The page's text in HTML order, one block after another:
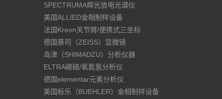
SPECTRUMA辉光放电光谱仪
美国ALLIED金相制样设备
法国Kreon关节臂/便携式三坐标
德国蔡司（ZEISS）显微镜
岛津（SHIMADZU）分析仪器
ELTRA碳硫/氧氮氢分析仪
德国elementar元素分析仪
美国标乐（BUEHLER）金相制样设备